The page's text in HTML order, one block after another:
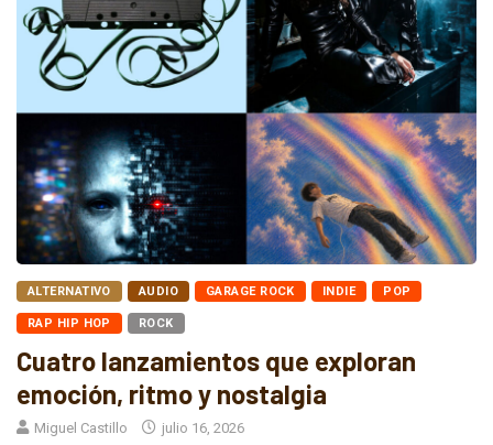
ALTERNATIVO AUDIO GARAGE ROCK INDIE POP
RAP HIP HOP ROCK
Cuatro lanzamientos que exploran
emoción, ritmo y nostalgia
Miguel Castillo julio 16, 2026